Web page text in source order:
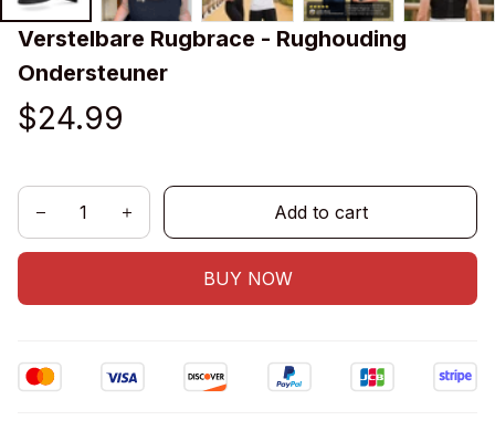
Verstelbare Rugbrace - Rughouding
Ondersteuner
$24.99
Add to cart
BUY NOW